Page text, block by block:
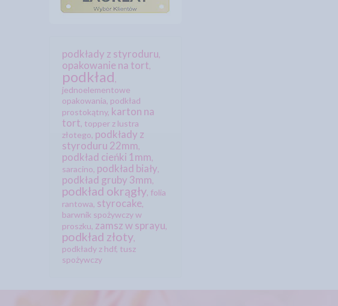
podkłady z styroduru,
opakowanie na tort,
podkład,
jednoelementowe
opakowania, podkład
prostokątny, karton na
tort, topper z lustra
złotego, podkłady z
styroduru 22mm,
podkład cieńki 1mm,
saracino, podkład biały,
podkład gruby 3mm,
podkład okrągły, folia
rantowa, styrocake,
barwnik spożywczy w
proszku, zamsz w sprayu,
podkład złoty,
podkłady z hdf, tusz
spożywczy